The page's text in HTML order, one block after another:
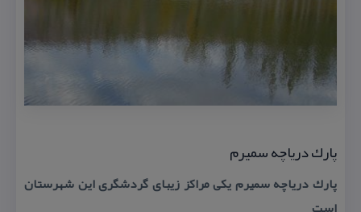
پارك دریاچه سمیرم
پارك دریاچه سمیرم یكی مراكز زیبای گردشگری این شهرستان